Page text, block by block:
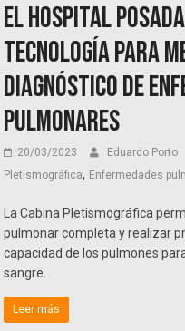
El Hospital
tecnología para
diagnóstico de
pulmonares
20/03/2023 Eduardo Porto
Pletismográfica, Enfermedades
La Cabina Pletismográfica
pulmonar completa y realizar
capacidad de los pulmones
sangre.
Leer más